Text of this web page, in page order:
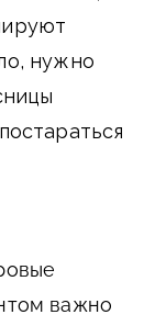
нужно
важно